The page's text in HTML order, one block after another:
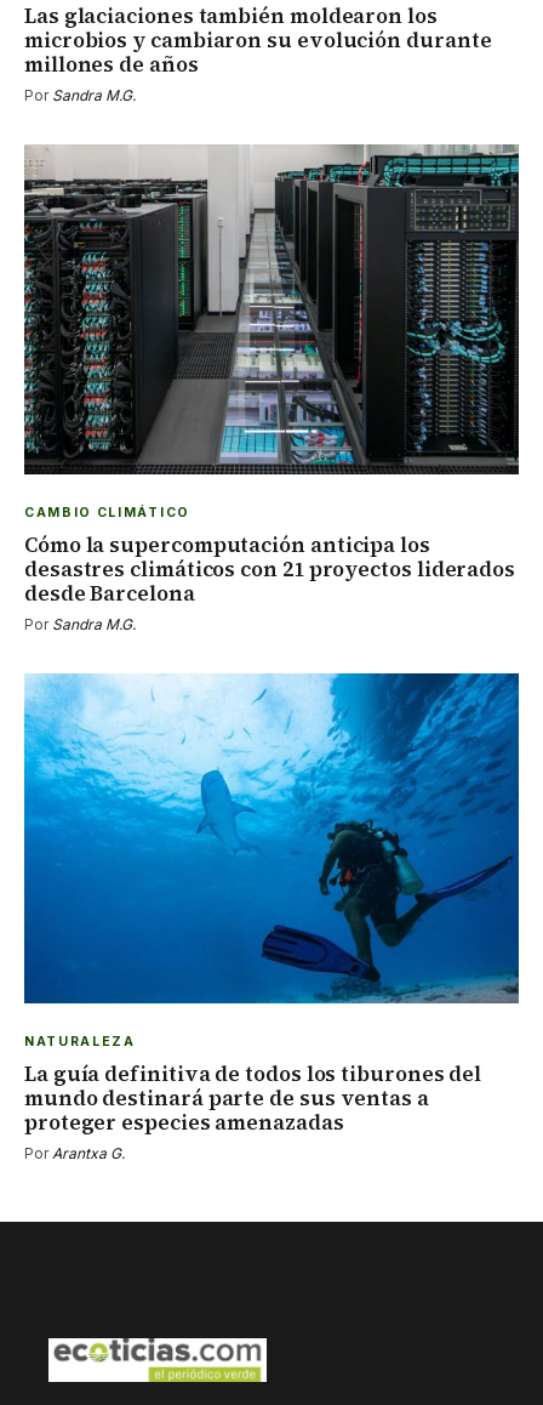
Las glaciaciones también moldearon los
microbios y cambiaron su evolución durante
millones de años
Por Sandra M.G.
CAMBIO CLIMÁTICO
Cómo la supercomputación anticipa los
desastres climáticos con 21 proyectos liderados
desde Barcelona
Por Sandra M.G.
NATURALEZA
La guía definitiva de todos los tiburones del
mundo destinará parte de sus ventas a
proteger especies amenazadas
PorArantxa G.